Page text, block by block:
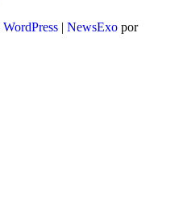
WordPress | NewsExo por